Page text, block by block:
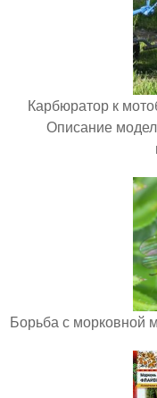
Карбюратор к
Описание
Борьба с морковной